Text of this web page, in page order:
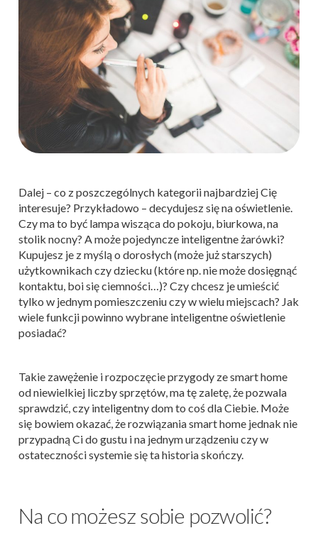
Dalej – co z poszczególnych kategorii najbardziej Cię
interesuje? Przykładowo – decydujesz się na oświetlenie.
Czy ma to być lampa wisząca do pokoju, biurkowa, na
stolik nocny? A może pojedyncze inteligentne żarówki?
Kupujesz je z myślą o dorosłych (może już starszych)
użytkownikach czy dziecku (które np. nie może dosięgnąć
kontaktu, boi się ciemności…)? Czy chcesz je umieścić
tylko w jednym pomieszczeniu czy w wielu miejscach? Jak
wiele funkcji powinno wybrane inteligentne oświetlenie
posiadać?
Takie zawężenie i rozpoczęcie przygody ze smart home
od niewielkiej liczby sprzętów, ma tę zaletę, że pozwala
sprawdzić, czy inteligentny dom to coś dla Ciebie. Może
się bowiem okazać, że rozwiązania smart home jednak nie
przypadną Ci do gustu i na jednym urządzeniu czy w
ostateczności systemie się ta historia skończy.
Na co możesz sobie pozwolić?